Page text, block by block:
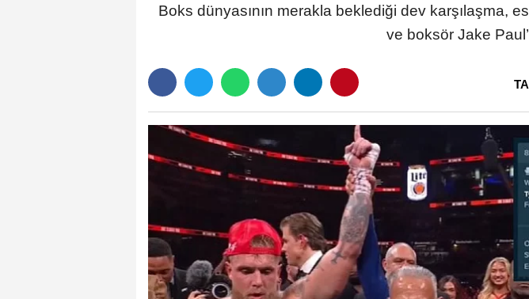
Boks dünyasının merakla beklediği dev karşılaşma,
ve boksör Jake